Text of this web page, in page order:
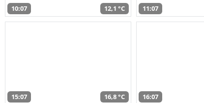
10:07 12,1 °C 11:07
15:07 16,8 °C 16:07